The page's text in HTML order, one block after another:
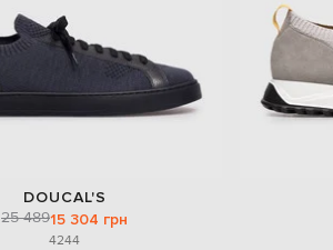
DOUCAL'S
25 48915 304 грн
4244